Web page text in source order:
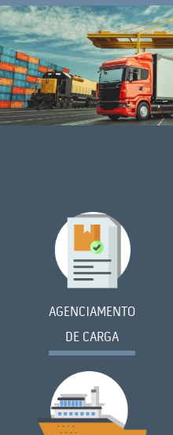
AGENCIAMENTO
DE CARGA